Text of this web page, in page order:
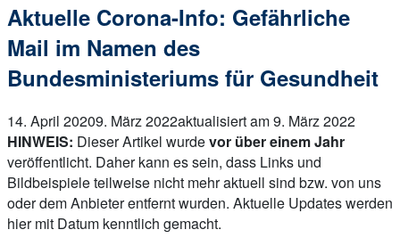
Aktuelle Corona-Info: Gefährliche
Mail im Namen des
Bundesministeriums für Gesundheit
14. April 20209. März 2022aktualisiert am 9. März 2022
HINWEIS: Dieser Artikel wurdevor über einem Jahr
veröffentlicht. Daher kann es sein, dass Links und
Bildbeispiele teilweise nicht mehr aktuell sind bzw. von uns
oder dem Anbieter entfernt wurden. Aktuelle Updates werden
hier mit Datum kenntlich gemacht.